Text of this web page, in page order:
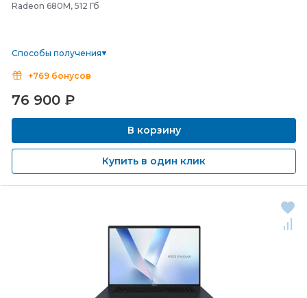
Radeon 680M, 512 Гб
Способы получения
+769 бонусов
76 900 ₽
В корзину
Купить в один клик